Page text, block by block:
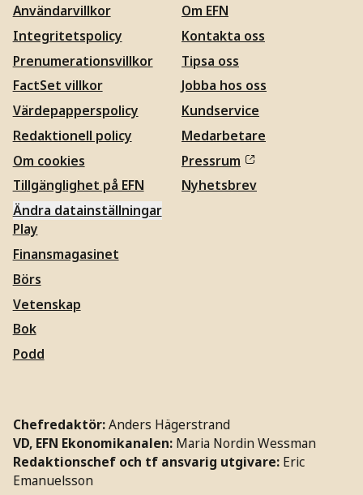
Användarvillkor
Integritetspolicy
Prenumerationsvillkor
FactSet villkor
Värdepapperspolicy
Redaktionell policy
Om cookies
Tillgänglighet på EFN
Ändra datainställningar
Om EFN
Kontakta oss
Tipsa oss
Jobba hos oss
Kundservice
Medarbetare
Pressrum
Nyhetsbrev
Play
Finansmagasinet
Börs
Vetenskap
Bok
Podd
Chefredaktör:Anders Hägerstrand
VD, EFN Ekonomikanalen: Maria Nordin Wessman
Redaktionschef och tf ansvarig utgivare: Eric
Emanuelsson